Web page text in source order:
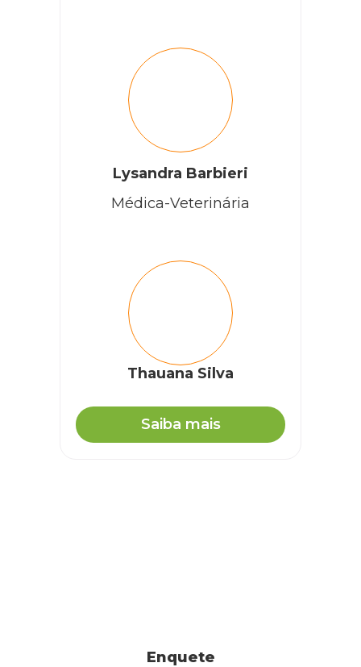
Lysandra Barbieri
Médica-Veterinária
Thauana Silva
Saiba mais
Enquete